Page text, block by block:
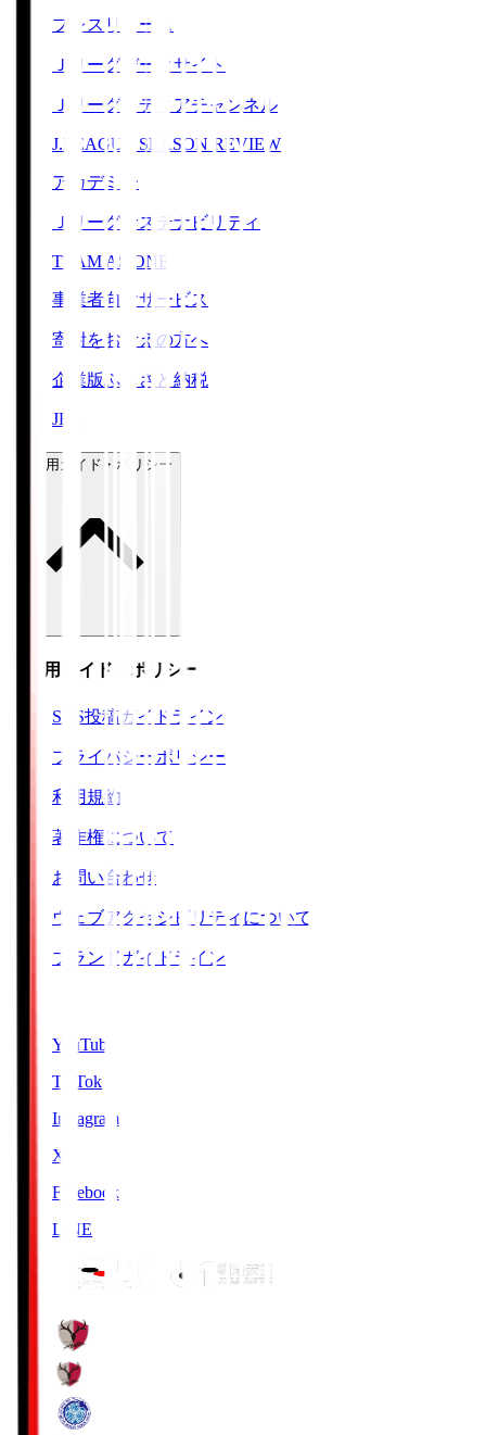
プレスリリース
Ｊリーグデータサイト
Ｊリーグメディアチャンネル
J.LEAGUE SEASON REVIEW
アカデミー
Ｊリーグサステナビリティ
TEAM AS ONE
事業者向けサービス
寄附をお考えの方へ
企業版ふるさと納税
JFA
ご利用ガイド・ポリシー
ご利用ガイド・ポリシー
SNS投稿ガイドライン
プライバシーポリシー
利用規約
著作権について
お問い合わせ
ウェブアクセシビリティについて
ブランドガイドライン
YouTube
TikTok
Instagram
X
Facebook
LINE